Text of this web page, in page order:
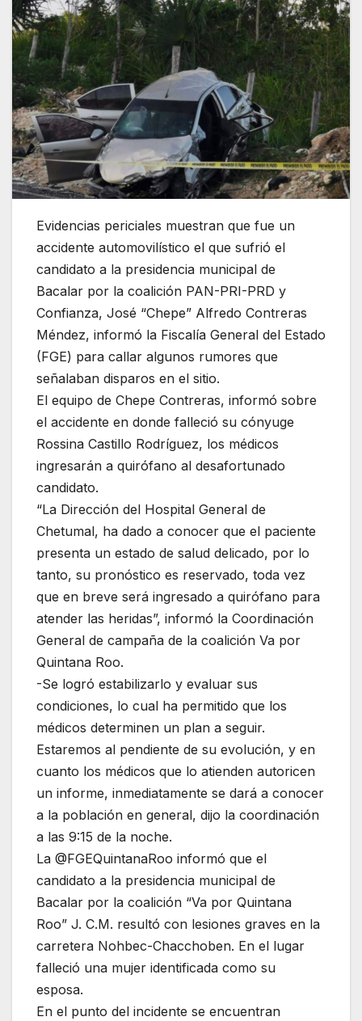
Evidencias periciales muestran que fue un
accidente automovilístico el que sufrió el
candidato a la presidencia municipal de
Bacalar por la coalición PAN-PRI-PRD y
Confianza, José “Chepe” Alfredo Contreras
Méndez, informó la Fiscalía General del Estado
(FGE) para callar algunos rumores que
señalaban disparos en el sitio.
El equipo de Chepe Contreras, informó sobre
el accidente en donde falleció su cónyuge
Rossina Castillo Rodríguez, los médicos
ingresarán a quirófano al desafortunado
candidato.
“La Dirección del Hospital General de
Chetumal, ha dado a conocer que el paciente
presenta un estado de salud delicado, por lo
tanto, su pronóstico es reservado, toda vez
que en breve será ingresado a quirófano para
atender las heridas”, informó la Coordinación
General de campaña de la coalición Va por
Quintana Roo.
-Se logró estabilizarlo y evaluar sus
condiciones, lo cual ha permitido que los
médicos determinen un plan a seguir.
Estaremos al pendiente de su evolución, y en
cuanto los médicos que lo atienden autoricen
un informe, inmediatamente se dará a conocer
a la población en general, dijo la coordinación
a las 9:15 de la noche.
La @FGEQuintanaRoo informó que el
candidato a la presidencia municipal de
Bacalar por la coalición “Va por Quintana
Roo” J. C.M. resultó con lesiones graves en la
carretera Nohbec-Chacchoben. En el lugar
falleció una mujer identificada como su
esposa.
En el punto del incidente se encuentran